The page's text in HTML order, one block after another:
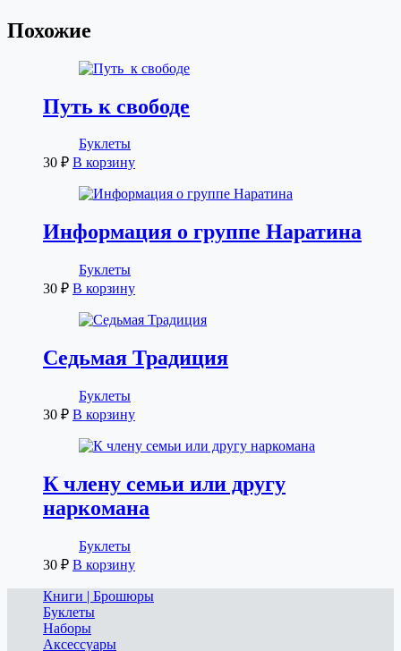
Похожие
Путь к свободе
Буклеты
30 ₽ В корзину
Информация о группе Наратина
Буклеты
30 ₽ В корзину
Седьмая Традиция
Буклеты
30 ₽ В корзину
К члену семьи или другу
наркомана
Буклеты
30 ₽ В корзину
Книги | Брошюры
Буклеты
Наборы
Аксессуары